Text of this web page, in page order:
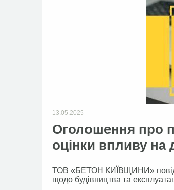
13.05.2025
Оголошення про
оцінки впливу на
ТОВ «БЕТОН КИЇВЩИНИ»
щодо будівництва та